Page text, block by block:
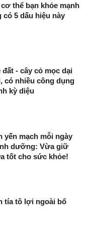
thể bạn khỏe mạnh
có 5 dấu hiệu này
đất - cây cỏ mọc dại
có nhiều công dụng
kỳ diệu
yến mạch mỗi ngày
dưỡng: Vừa giữ
tốt cho sức khỏe!
tía tô lợi ngoài bổ